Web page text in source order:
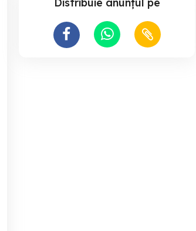
Distribuie anunțul pe